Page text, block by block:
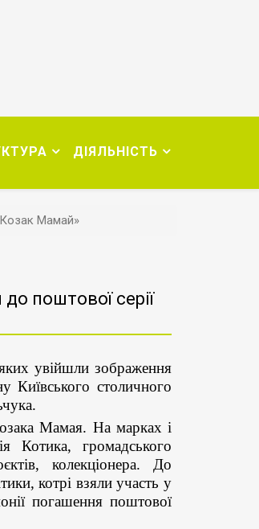
ДІЯЛЬНІСТЬ
Мамай»
поштової серії
увійшли зображення
Київського столичного
Мамая. На марках і
Котика, громадського
колекціонера. До
котрі взяли участь у
погашення поштової